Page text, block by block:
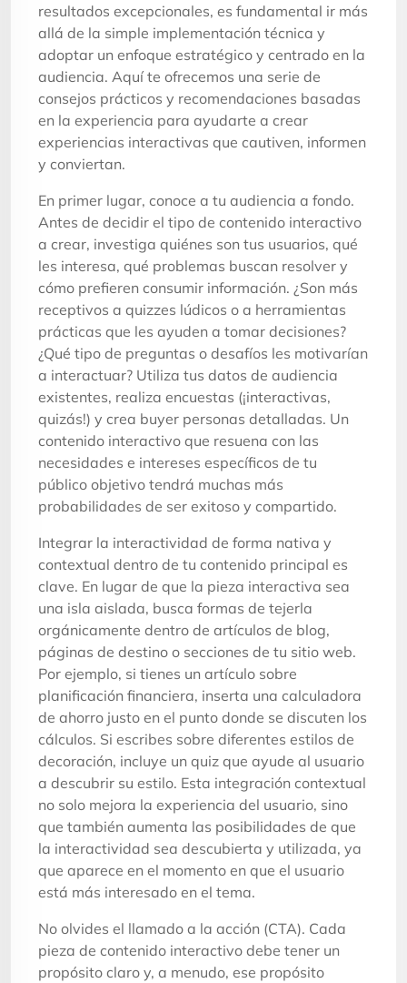
resultados excepcionales, es fundamental ir más
allá de la simple implementación técnica y
adoptar un enfoque estratégico y centrado en la
audiencia. Aquí te ofrecemos una serie de
consejos prácticos y recomendaciones basadas
en la experiencia para ayudarte a crear
experiencias interactivas que cautiven, informen
y conviertan.
En primer lugar, conoce a tu audiencia a fondo.
Antes de decidir el tipo de contenido interactivo
a crear, investiga quiénes son tus usuarios, qué
les interesa, qué problemas buscan resolver y
cómo prefieren consumir información. ¿Son más
receptivos a quizzes lúdicos o a herramientas
prácticas que les ayuden a tomar decisiones?
¿Qué tipo de preguntas o desafíos les motivarían
a interactuar? Utiliza tus datos de audiencia
existentes, realiza encuestas (¡interactivas,
quizás!) y crea buyer personas detalladas. Un
contenido interactivo que resuena con las
necesidades e intereses específicos de tu
público objetivo tendrá muchas más
probabilidades de ser exitoso y compartido.
Integrar la interactividad de forma nativa y
contextual dentro de tu contenido principal es
clave. En lugar de que la pieza interactiva sea
una isla aislada, busca formas de tejerla
orgánicamente dentro de artículos de blog,
páginas de destino o secciones de tu sitio web.
Por ejemplo, si tienes un artículo sobre
planificación financiera, inserta una calculadora
de ahorro justo en el punto donde se discuten los
cálculos. Si escribes sobre diferentes estilos de
decoración, incluye un quiz que ayude al usuario
a descubrir su estilo. Esta integración contextual
no solo mejora la experiencia del usuario, sino
que también aumenta las posibilidades de que
la interactividad sea descubierta y utilizada, ya
que aparece en el momento en que el usuario
está más interesado en el tema.
No olvides el llamado a la acción (CTA). Cada
pieza de contenido interactivo debe tener un
propósito claro y, a menudo, ese propósito